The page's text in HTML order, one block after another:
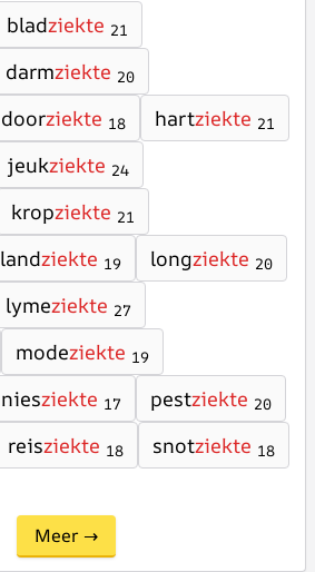
bladziekte 21
darmziekte 20
doorziekte 18 hartziekte 21
jeukziekte 24
kropziekte 21
landziekte 19 longziekte 20
lymeziekte 27
modeziekte 19
niesziekte 17 pestziekte 20
reisziekte 18 snotziekte 18
Meer →